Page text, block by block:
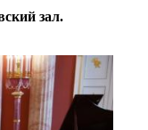
зал.